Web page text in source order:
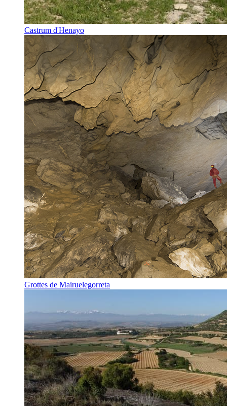
Castrum d'Henayo
Grottes de Mairuelegorreta